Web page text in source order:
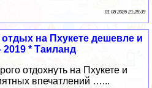
01 08 2026 21:28:39
отдых на Пхукете дешевле и
2019 * Таиланд
отдохнуть на Пхукете и
впечатлений …...